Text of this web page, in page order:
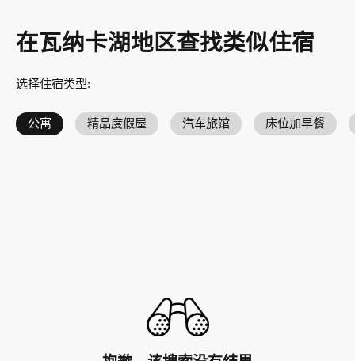
在瓦纳卡湖地区查找类似住宿
选择住宿类型:
公寓 精品度假屋 汽车旅馆 床位加早餐